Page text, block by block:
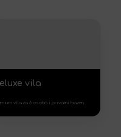
vila
vila za 6 osoba i privatni bazen.